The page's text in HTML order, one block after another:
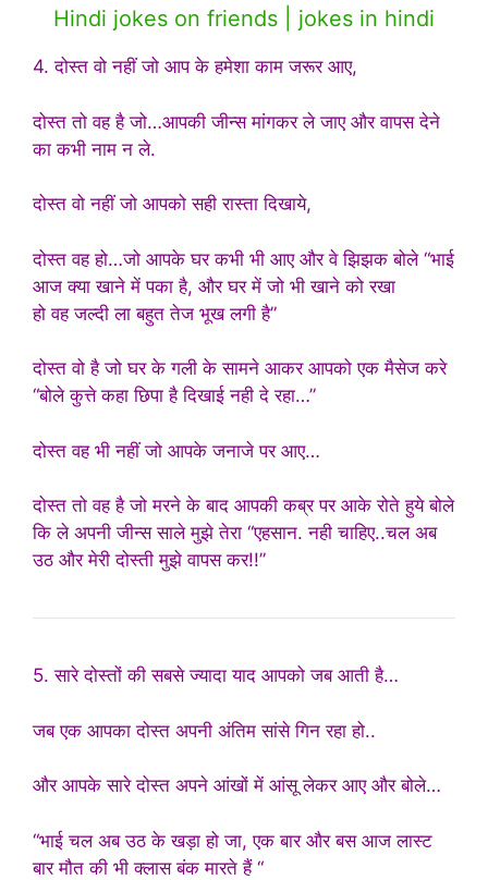
Hindi jokes on friends | jokes in hindi
4. दोस्त वो नहीं जो आप के हमेशा काम जरूर आए,
दोस्त तो वह है जो…आपकी जीन्स मांगकर ले जाए और वापस देने
का कभी नाम न ले.
दोस्त वो नहीं जो आपको सही रास्ता दिखाये,
दोस्त वह हो…जो आपके घर कभी भी आए और वे झिझक बोले “भाई
आज क्या खाने में पका है, और घर में जो भी खाने को रखा
हो वह जल्दी ला बहुत तेज भूख लगी है”
दोस्त वो है जो घर के गली के सामने आकर आपको एक मैसेज करे
“बोले कुत्ते कहा छिपा है दिखाई नही दे रहा…”
दोस्त वह भी नहीं जो आपके जनाजे पर आए…
दोस्त तो वह है जो मरने के बाद आपकी कब्र पर आके रोते हुये बोले
कि ले अपनी जीन्स साले मुझे तेरा “एहसान. नही चाहिए..चल अब
उठ और मेरी दोस्ती मुझे वापस कर!!”
5. सारे दोस्तों की सबसे ज्यादा याद आपको जब आती है…
जब एक आपका दोस्त अपनी अंतिम सांसे गिन रहा हो..
और आपके सारे दोस्त अपने आंखों में आंसू लेकर आए और बोले…
“भाई चल अब उठ के खड़ा हो जा, एक बार और बस आज लास्ट
बार मौत की भी क्लास बंक मारते हैं “